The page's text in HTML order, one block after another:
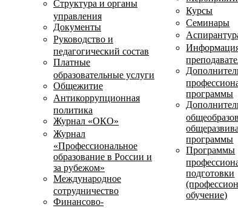
Структура и органы
управления
Документы
Руководство и
педагогический состав
Платные
образовательные услуги
Общежитие
Антикоррупционная
политика
Журнал «ОКО»
Журнал
«Профессиональное
образование в России и
за рубежом»
Международное
сотрудничество
Финансово-
Курсы
Семинары
программы
программы
Программы
подготовки
обучение)